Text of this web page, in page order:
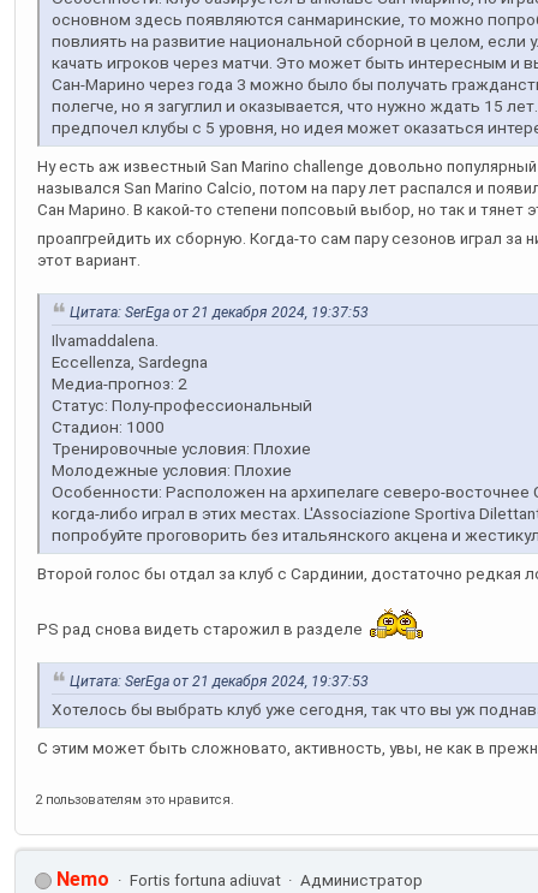
основном здесь появляются санмаринские, то можно
повлиять на развитие национальной сборной в целом, если
качать игроков через матчи. Это может быть интересным
Сан-Марино через года 3 можно было бы получать
полегче, но я загуглил и оказывается, что нужно ждать 15
предпочел клубы с 5 уровня, но идея может оказаться
Ну есть аж известный San Marino challenge довольно
назывался San Marino Calcio, потом на пару лет распался и
Сан Марино. В какой-то степени попсовый выбор, но так и тянет
проапгрейдить их сборную. Когда-то сам пару сезонов играл за
этот вариант.
Цитата: SerEga от 21 декабря 2024, 19:37:53
Ilvamaddalena.
Eccellenza, Sardegna
Медиа-прогноз: 2
Статус: Полу-профессиональный
Стадион: 1000
Тренировочные условия: Плохие
Молодежные условия: Плохие
Особенности: Расположен на архипелаге северо-
когда-либо играл в этих местах. L'Associazione Sportiva
попробуйте проговорить без итальянского акцена и
Второй голос бы отдал за клуб с Сардинии, достаточно редкая
PS рад снова видеть старожил в разделе
Цитата: SerEga от 21 декабря 2024, 19:37:53
Хотелось бы выбрать клуб уже сегодня, так что вы уж
С этим может быть сложновато, активность, увы, не как в
2 пользователям это нравится.
Nemo Fortis fortuna adiuvat Администратор